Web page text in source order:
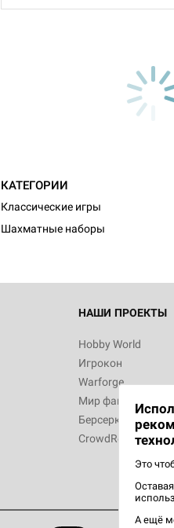
КАТЕГОРИИ
Классические игры
Шахматные наборы
НАШИ ПРОЕКТЫ
Hobby World
Игрокон
Warforge
Мир фантастики
Берсерк
CrowdRepublic
Это
А ещё